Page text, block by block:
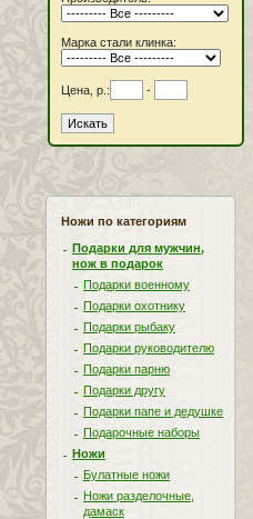
Марка стали клинка:
Цена, р.: -
Ножи по категориям
Подарки для мужчин,
нож в подарок
Подарки военному
Подарки охотнику
Подарки рыбаку
Подарки руководителю
Подарки парню
Подарки другу
Подарки папе и дедушке
Подарочные наборы
Ножи
Булатные ножи
Ножи разделочные,
дамаск